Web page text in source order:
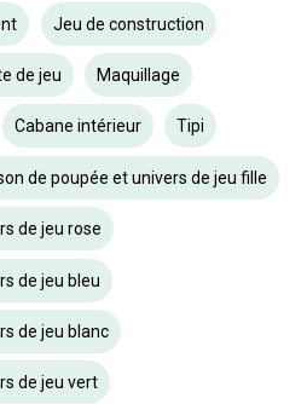
Jeu de construction
de jeu Maquillage
Cabane intérieur Tipi
de poupée et univers de jeu fille
de jeu rose
de jeu bleu
de jeu blanc
de jeu vert